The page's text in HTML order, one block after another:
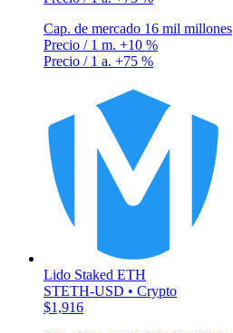
Cap. de mercado 16 mil millones
Precio / 1 m. +10 %
Precio / 1 a. +75 %
Lido Staked ETH
STETH-USD • Crypto
$1,916